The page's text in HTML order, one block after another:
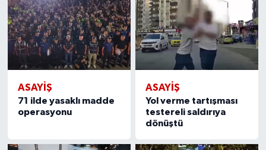
ASAYİŞ
71 ilde yasaklı madde
operasyonu
ASAYİŞ
Yol verme tartışması
testereli saldırıya
dönüştü